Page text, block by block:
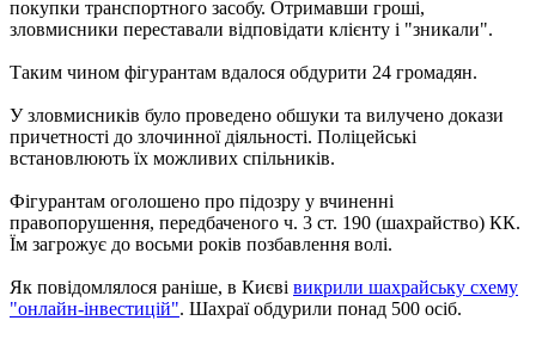
покупки транспортного засобу. Отримавши гроші,
зловмисники переставали відповідати клієнту і "зникали".
Таким чином фігурантам вдалося обдурити 24 громадян.
У зловмисників було проведено обшуки та вилучено докази
причетності до злочинної діяльності. Поліцейські
встановлюють їх можливих спільників.
Фігурантам оголошено про підозру у вчиненні
правопорушення, передбаченого ч. 3 ст. 190 (шахрайство) КК.
Їм загрожує до восьми років позбавлення волі.
Як повідомлялося раніше, в Києві викрили шахрайську схему
"онлайн-інвестицій". Шахраї обдурили понад 500 осіб.